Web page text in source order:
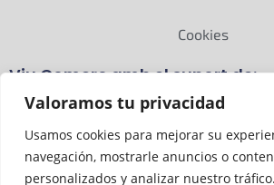
Valoramos tu privacidad
Usamos cookies para mejorar su
navegación, mostrarle anuncios o
personalizados y analizar nuestro
Cookies
Viu Comerç amb el suport de: